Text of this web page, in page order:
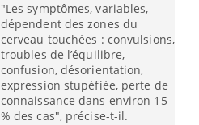
"Les symptômes, variables,
dépendent des zones du
cerveau touchées : convulsions,
troubles de l’équilibre,
confusion, désorientation,
expression stupéfiée, perte de
connaissance dans environ 15
% des cas", précise-t-il.